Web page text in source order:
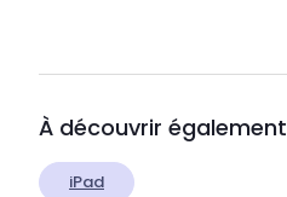
À découvrir également
iPad